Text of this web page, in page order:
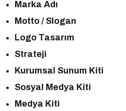
Marka Adı
Motto / Slogan
Logo Tasarım
Strateji
Kurumsal Sunum Kiti
Sosyal Medya Kiti
Medya Kiti